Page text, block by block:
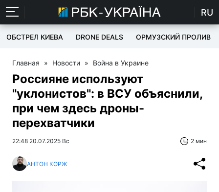
RU
ОБСТРЕЛ КИЕВА DRONE DEALS ОРМУЗСКИЙ ПРОЛИВ
Главная » Новости » Война в Украине
Россияне используют
"уклонистов": в ВСУ объяснили,
при чем здесь дроны-
перехватчики
22:48 20.07.2025 Вс 2 мин
АНТОН КОРЖ